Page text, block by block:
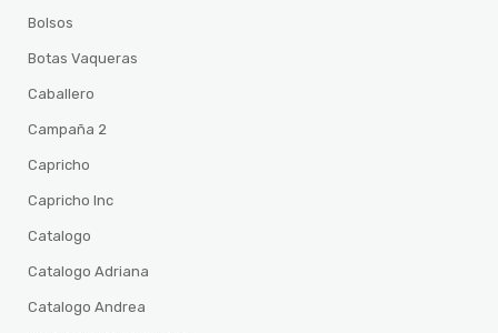
Bolsos
Botas Vaqueras
Caballero
Campaña 2
Capricho
Capricho Inc
Catalogo
Catalogo Adriana
Catalogo Andrea